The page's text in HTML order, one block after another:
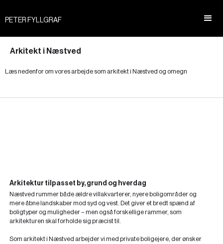
PETER FYLLGRAF
Arkitekt i Næstved
Læs nedenfor om vores arbejde som arkitekt i Næstved og omegn
Arkitektur tilpasset by, grund og hverdag
Næstved rummer både ældre villakvarterer, nyere boligområder og
mere åbne landskaber mod syd og vest. Det giver et bredt spænd af
boligtyper og muligheder – men også forskellige rammer, som
arkitekturen skal forholde sig præcist til.
Som arkitekt i Næstved arbejder vi med private boligejere, der ønsker